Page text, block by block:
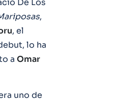
De Los
,
, el
lo ha
a Omar
uno de